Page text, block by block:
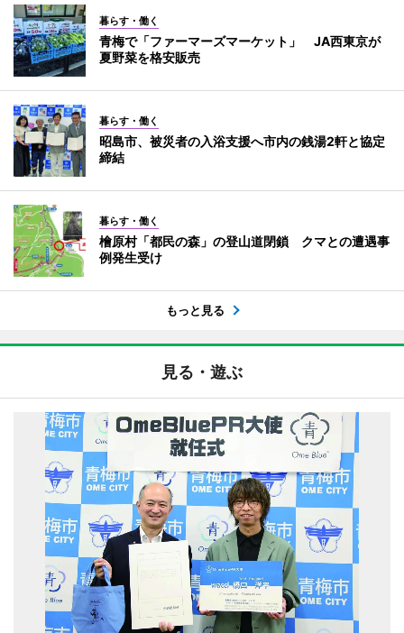
暮らす・働く
青梅で「ファーマーズマーケット」 JA西東京が
夏野菜を格安販売
暮らす・働く
昭島市、被災者の入浴支援へ市内の銭湯2軒と協定
締結
暮らす・働く
檜原村「都民の森」の登山道閉鎖 クマとの遭遇事
例発生受け
もっと見る
見る・遊ぶ